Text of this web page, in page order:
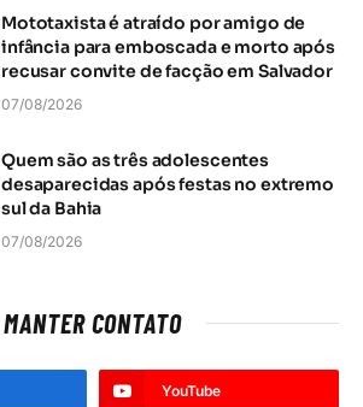
Mototaxista é atraído por amigo de
infância para emboscada e morto após
recusar convite de facção em Salvador
07/08/2026
Quem são as três adolescentes
desaparecidas após festas no extremo
sul da Bahia
07/08/2026
MANTER CONTATO
YouTube